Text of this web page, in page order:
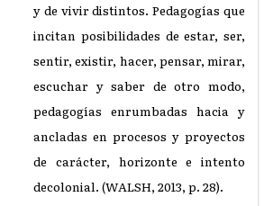
y de vivir distintos. Pedagogías que
incitan posibilidades de estar, ser,
sentir, existir, hacer, pensar, mirar,
escuchar y saber de otro modo,
pedagogías enrumbadas hacia y
ancladas en procesos y proyectos
de carácter, horizonte e intento
decolonial. (WALSH, 2013, p. 28).